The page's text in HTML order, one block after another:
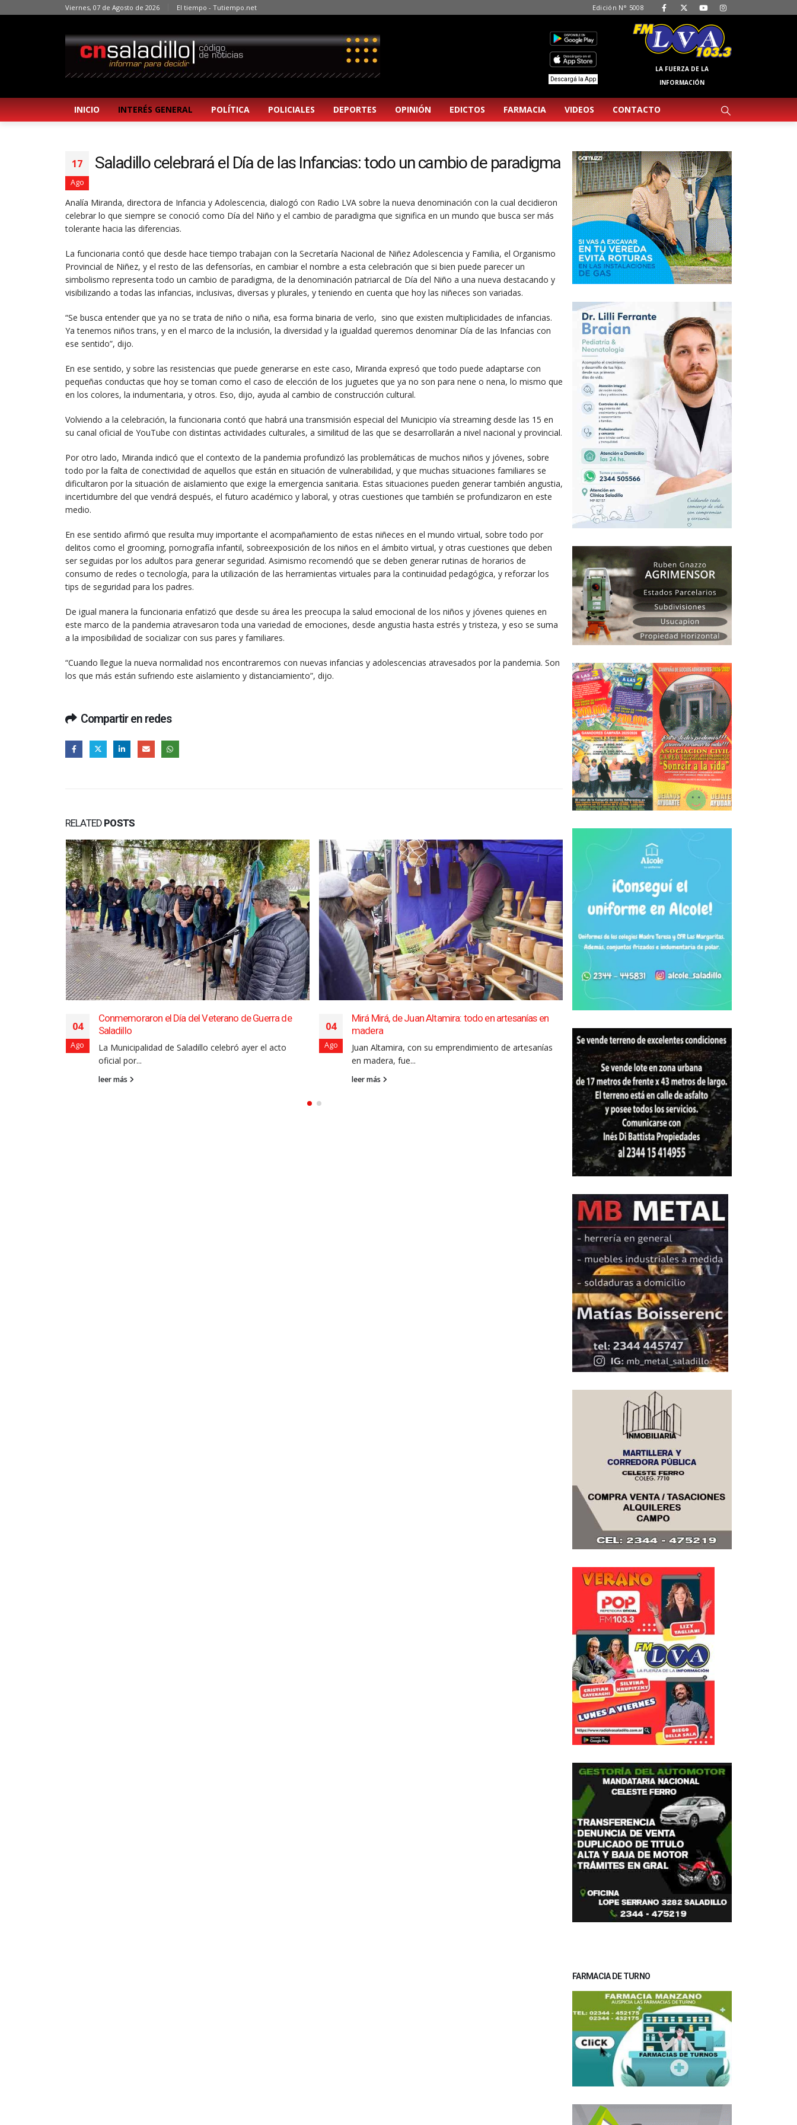
Viernes, 07 de Agosto de 2026 El tiempo - Tutiempo.net Edición N° 5008
Descargá la App
LA FUERZA DE LA
INFORMACIÓN
INICIO INTERÉS GENERAL POLÍTICA POLICIALES DEPORTES OPINIÓN EDICTOS FARMACIA VIDEOS CONTACTO
17
Ago
Saladillo celebrará el Día de las Infancias: todo un cambio de paradigma
Analía Miranda, directora de Infancia y Adolescencia, dialogó con Radio LVA sobre la nueva denominación con la cual decidieron
celebrar lo que siempre se conoció como Día del Niño y el cambio de paradigma que significa en un mundo que busca ser más
tolerante hacia las diferencias.
La funcionaria contó que desde hace tiempo trabajan con la Secretaría Nacional de Niñez Adolescencia y Familia, el Organismo
Provincial de Niñez, y el resto de las defensorías, en cambiar el nombre a esta celebración que si bien puede parecer un
simbolismo representa todo un cambio de paradigma, de la denominación patriarcal de Día del Niño a una nueva destacando y
visibilizando a todas las infancias, inclusivas, diversas y plurales, y teniendo en cuenta que hoy las niñeces son variadas.
“Se busca entender que ya no se trata de niño o niña, esa forma binaria de verlo, sino que existen multiplicidades de infancias.
Ya tenemos niños trans, y en el marco de la inclusión, la diversidad y la igualdad queremos denominar Día de las Infancias con
ese sentido”, dijo.
En ese sentido, y sobre las resistencias que puede generarse en este caso, Miranda expresó que todo puede adaptarse con
pequeñas conductas que hoy se toman como el caso de elección de los juguetes que ya no son para nene o nena, lo mismo que
en los colores, la indumentaria, y otros. Eso, dijo, ayuda al cambio de construcción cultural.
Volviendo a la celebración, la funcionaria contó que habrá una transmisión especial del Municipio vía streaming desde las 15 en
su canal oficial de YouTube con distintas actividades culturales, a similitud de las que se desarrollarán a nivel nacional y provincial.
Por otro lado, Miranda indicó que el contexto de la pandemia profundizó las problemáticas de muchos niños y jóvenes, sobre
todo por la falta de conectividad de aquellos que están en situación de vulnerabilidad, y que muchas situaciones familiares se
dificultaron por la situación de aislamiento que exige la emergencia sanitaria. Estas situaciones pueden generar también angustia,
incertidumbre del que vendrá después, el futuro académico y laboral, y otras cuestiones que también se profundizaron en este
medio.
En ese sentido afirmó que resulta muy importante el acompañamiento de estas niñeces en el mundo virtual, sobre todo por
delitos como el grooming, pornografía infantil, sobreexposición de los niños en el ámbito virtual, y otras cuestiones que deben
ser seguidas por los adultos para generar seguridad. Asimismo recomendó que se deben generar rutinas de horarios de
consumo de redes o tecnología, para la utilización de las herramientas virtuales para la continuidad pedagógica, y reforzar los
tips de seguridad para los padres.
De igual manera la funcionaria enfatizó que desde su área les preocupa la salud emocional de los niños y jóvenes quienes en
este marco de la pandemia atravesaron toda una variedad de emociones, desde angustia hasta estrés y tristeza, y eso se suma
a la imposibilidad de socializar con sus pares y familiares.
“Cuando llegue la nueva normalidad nos encontraremos con nuevas infancias y adolescencias atravesados por la pandemia. Son
los que más están sufriendo este aislamiento y distanciamiento”, dijo.
Compartir en redes
RELATED POSTS
04
Ago
Conmemoraron el Día del Veterano de Guerra de
Saladillo
La Municipalidad de Saladillo celebró ayer el acto
oficial por...
leer más
04
Ago
Mirá Mirá, de Juan Altamira: todo en artesanías en
madera
Juan Altamira, con su emprendimiento de artesanías
en madera, fue...
leer más
04
Ago
La fiesta del 163° aniversario de Saladillo tuvo en
leer más
FARMACIA DE TURNO